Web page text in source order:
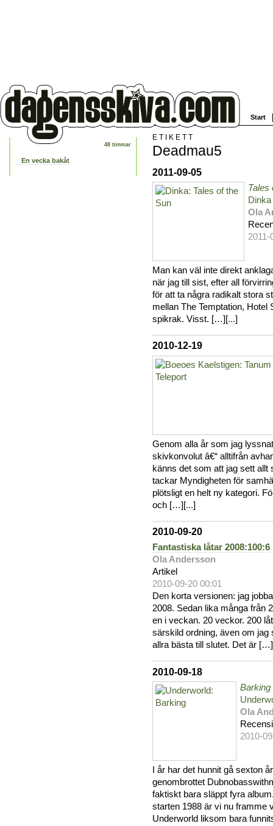
Start
48 timmar
En vecka bakåt
ETIKETT
Deadmau5
2011-09-05
Tales
Dinka
Ola
2011-
Man kan väl inte direkt
när jag till sist, efter all
för att ta några radikalt stora
mellan The Temptation, Hotel
spikrak. Visst. […][...]
2010-12-19
Genom alla år som jag
skivkonvolut â€“ alltifrån
känns det som att jag sett
tackar Myndigheten för
plötsligt en helt ny kategori.
och […][...]
2010-09-20
Fantastiska låtar 2008:100:6
Ola Andersson
Artikel
2010-09-20 00:01
Den korta versionen: jag
2008. Sedan lika många från
en i veckan. 20 veckor. 200
särskild ordning, även om
allra bästa till slutet. Det är
2010-09-18
Barking
Ola
2010-
I år har det hunnit gå sexton
genombrottet
faktiskt bara släppt fyra
starten 1988 är vi nu framme
Underworld liksom bara